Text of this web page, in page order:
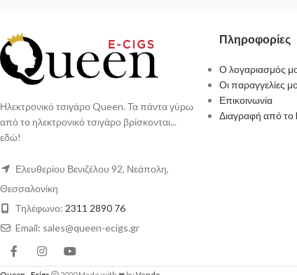
Ηλεκτρονικό τσιγάρο Queen. Τα πάντα γύρω
από το ηλεκτρονικό τσιγάρο βρίσκονται...
εδώ!
Ελευθερίου Βενιζέλου 92, Νεάπολη,
Θεσσαλονίκη
Τηλέφωνο: 2311 2890 76
Email: sales@queen-ecigs.gr
Πληροφορίες
Ο λογαριασμός
Οι παραγγελίες
Επικοινωνία
Διαγραφή από